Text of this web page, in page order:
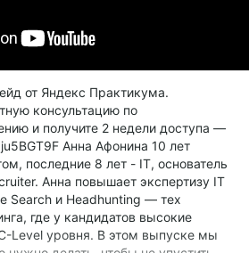
от Яндекс Практикума.
консультацию по
и получите 2 недели доступа —
Анна Афонина 10 лет
последние 8 лет - IT, основатель
Анна повышает экспертизу IT
Search и Headhunting — тех
где у кандидатов высокие
Level уровня. В этом выпуске мы